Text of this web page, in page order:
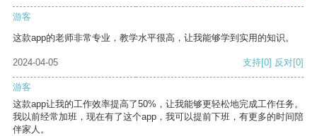
游客
这款app的老师非常专业，教学水平很高，让我能够学到实用的知识。
2024-04-05 支持[0] 反对[0]
游客
这款app让我的工作效率提高了50%，让我能够更轻松地完成工作任务。
我以前经常加班，现在有了这个app，我可以提前下班，有更多的时间陪
伴家人。